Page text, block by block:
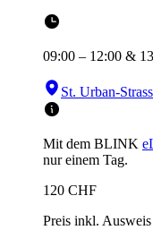
09:00 – 12:00 &
St. Urban-
Mit dem BLINK
nur einem Tag.
120 CHF
Preis inkl. Ausweis